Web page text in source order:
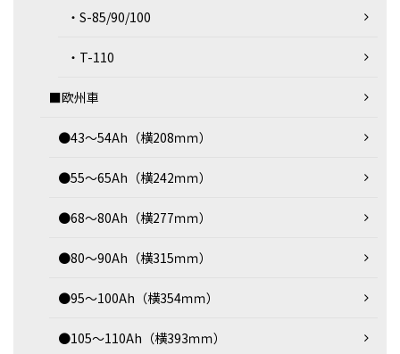
・S-85/90/100
・T-110
■欧州車
●43～54Ah（横208ｍｍ）
●55～65Ah（横242ｍｍ）
●68～80Ah（横277ｍｍ）
●80～90Ah（横315ｍｍ）
●95～100Ah（横354ｍｍ）
●105～110Ah（横393ｍｍ）